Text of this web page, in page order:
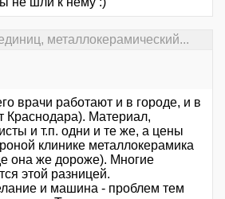
металлокерамический...
врачи работают и в городе, и в
Краснодара). Материал,
и т.п. одни и те же, а цены
клинике металлокерамика
она же дороже). Многие
этой разницей.
и машина - проблем тем